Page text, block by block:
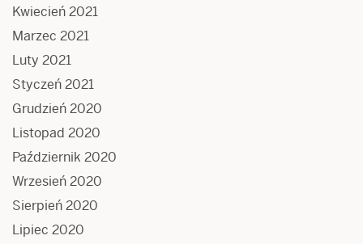
Kwiecień 2021
Marzec 2021
Luty 2021
Styczeń 2021
Grudzień 2020
Listopad 2020
Październik 2020
Wrzesień 2020
Sierpień 2020
Lipiec 2020